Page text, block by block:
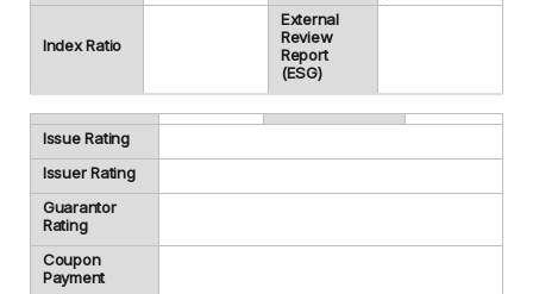
Index Ratio
External
Review
Report
(ESG)
Issue Rating
Issuer Rating
Guarantor
Rating
Coupon
Payment